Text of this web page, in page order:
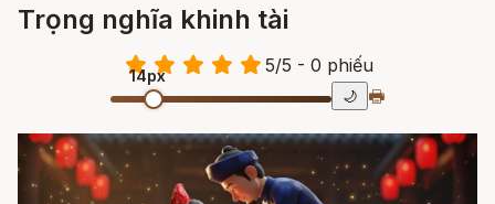
Trọng nghĩa khinh tài
5/5 - 0 phiếu
14px
🌙 🖶